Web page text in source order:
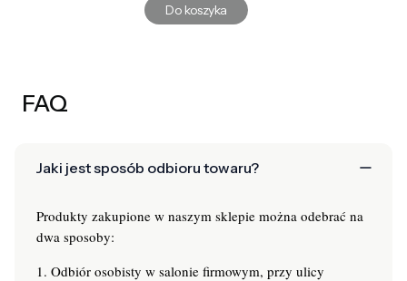
Do koszyka
FAQ
Jaki jest sposób odbioru towaru?
Produkty zakupione w naszym sklepie można odebrać na
dwa sposoby:
1. Odbiór osobisty w salonie firmowym, przy ulicy